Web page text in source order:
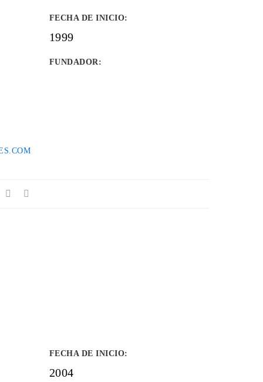
FECHA DE INICIO:
1999
FUNDADOR:
FECHA DE INICIO:
2004